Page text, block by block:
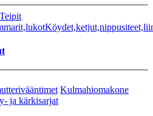
Teipit
Kulmahiomakone
ja kärkisarjat